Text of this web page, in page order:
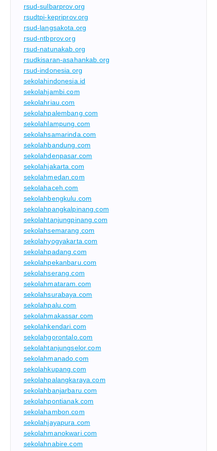
rsud-sulbarprov.org
rsudtpi-kepriprov.org
rsud-langsakota.org
rsud-ntbprov.org
rsud-natunakab.org
rsudkisaran-asahankab.org
rsud-indonesia.org
sekolahindonesia.id
sekolahjambi.com
sekolahriau.com
sekolahpalembang.com
sekolahlampung.com
sekolahsamarinda.com
sekolahbandung.com
sekolahdenpasar.com
sekolahjakarta.com
sekolahmedan.com
sekolahaceh.com
sekolahbengkulu.com
sekolahpangkalpinang.com
sekolahtanjungpinang.com
sekolahsemarang.com
sekolahyogyakarta.com
sekolahpadang.com
sekolahpekanbaru.com
sekolahserang.com
sekolahmataram.com
sekolahsurabaya.com
sekolahpalu.com
sekolahmakassar.com
sekolahkendari.com
sekolahgorontalo.com
sekolahtanjungselor.com
sekolahmanado.com
sekolahkupang.com
sekolahpalangkaraya.com
sekolahbanjarbaru.com
sekolahpontianak.com
sekolahambon.com
sekolahjayapura.com
sekolahmanokwari.com
sekolahnabire.com